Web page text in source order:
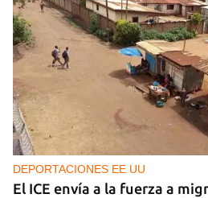
DEPORTACIONES EE UU
El ICE envía a la fuerza a